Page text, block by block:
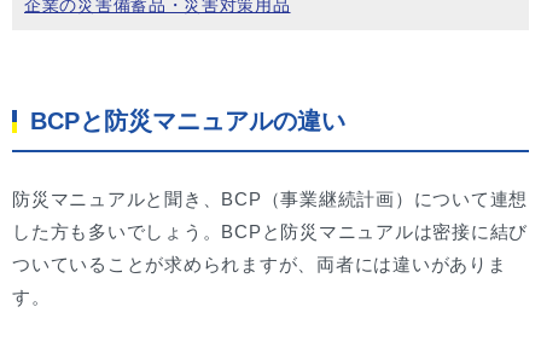
企業の災害備蓄品・災害対策用品
BCPと防災マニュアルの違い
防災マニュアルと聞き、BCP（事業継続計画）について連想
した方も多いでしょう。BCPと防災マニュアルは密接に結び
ついていることが求められますが、両者には違いがありま
す。